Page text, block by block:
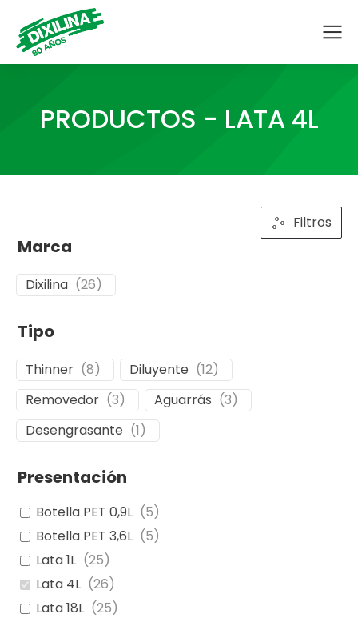
PRODUCTOS - LATA 4L
Filtros
Marca
Dixilina (26)
Tipo
Thinner (8) Diluyente (12)
Removedor (3) Aguarrás (3)
Desengrasante (1)
Presentación
Botella PET 0,9L (5)
Botella PET 3,6L (5)
Lata 1L (25)
Lata 4L (26)
Lata 18L (25)